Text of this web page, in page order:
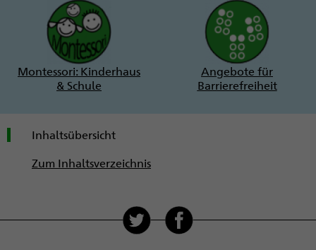
Montessori: Kinderhaus
& Schule
Angebote für
Barrierefreiheit
Inhaltsübersicht
Zum Inhaltsverzeichnis